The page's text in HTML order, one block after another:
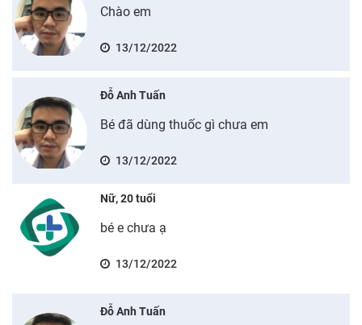
Chào em
13/12/2022
Đỗ Anh Tuấn
Bé đã dùng thuốc gì chưa em
13/12/2022
Nữ, 20 tuổi
bé e chưa ạ
13/12/2022
Đỗ Anh Tuấn